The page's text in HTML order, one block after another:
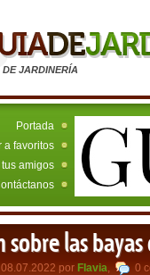
DE JARDINERÍA
Portada
a favoritos
amigos
las bayas
por Flavia, 0